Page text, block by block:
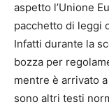
aspetto l’Unione
pacchetto di leggi
Infatti durante la
bozza per
mentre è arrivato
sono altri testi